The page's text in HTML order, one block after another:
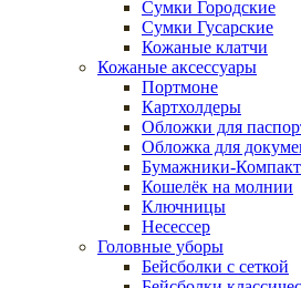
Сумки Городские
Сумки Гусарские
Кожаные клатчи
Кожаные аксессуары
Портмоне
Картхолдеры
Обложки для
Обложка для
Бумажники-
Кошелёк на молнии
Ключницы
Несессер
Головные уборы
Бейсболки с сеткой